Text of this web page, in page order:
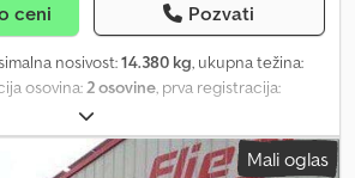
ceni Pozvati
nosivost:14.380 kg, ukupna težina:
osovina:2 osovine, prva registracija:
, TRAX kip prikolica za kontejnere Kipujuća!!!
Gume 265/70R19,5 Hidrauličko
registracija Vrlo dobro stanje Crjdpfx Ajy
Mali oglas